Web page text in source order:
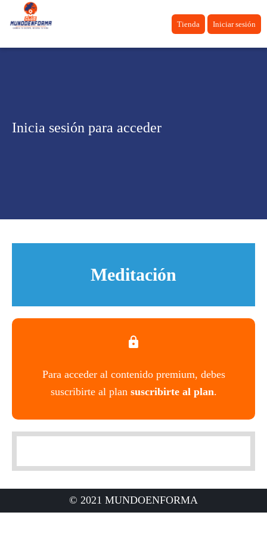
Tienda Iniciar sesión
Inicia sesión para acceder
Meditación
Para acceder al contenido premium, debes
suscribirte al plan suscribirte al plan.
© 2021 MUNDOENFORMA